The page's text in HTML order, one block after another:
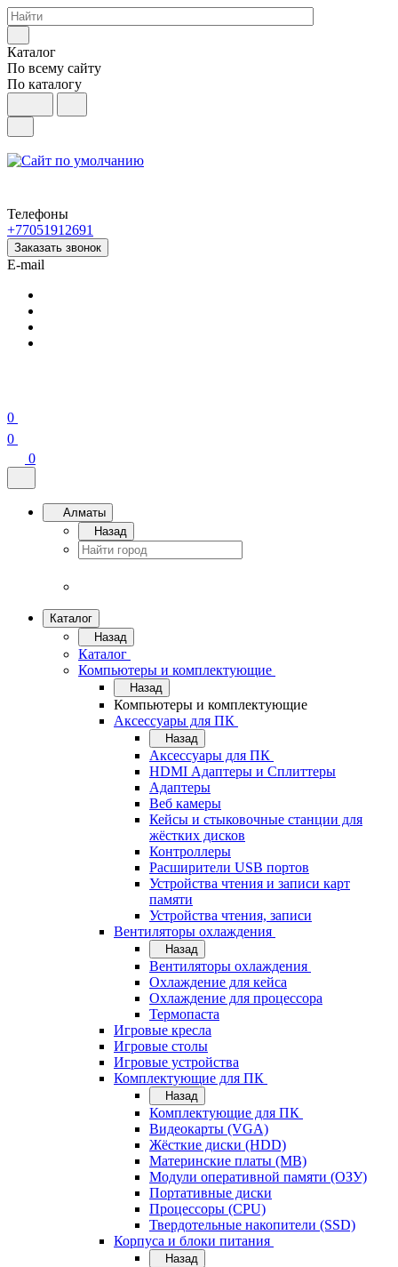
Каталог
По всему сайту
По каталогу
Телефоны
+77051912691
Заказать звонок
E-mail
0
0
0
Алматы
Назад
Каталог
Назад
Каталог
Компьютеры и комплектующие
Назад
Компьютеры и комплектующие
Аксессуары для ПК
Назад
Аксессуары для ПК
HDMI Адаптеры и Сплиттеры
Адаптеры
Веб камеры
Кейсы и стыковочные станции для
жёстких дисков
Контроллеры
Расширители USB портов
Устройства чтения и записи карт
памяти
Устройства чтения, записи
Вентиляторы охлаждения
Назад
Вентиляторы охлаждения
Охлаждение для кейса
Охлаждение для процессора
Термопаста
Игровые кресла
Игровые столы
Игровые устройства
Комплектующие для ПК
Назад
Комплектующие для ПК
Видеокарты (VGA)
Жёсткие диски (HDD)
Материнские платы (MB)
Модули оперативной памяти (ОЗУ)
Портативные диски
Процессоры (CPU)
Твердотельные накопители (SSD)
Корпуса и блоки питания
Назад